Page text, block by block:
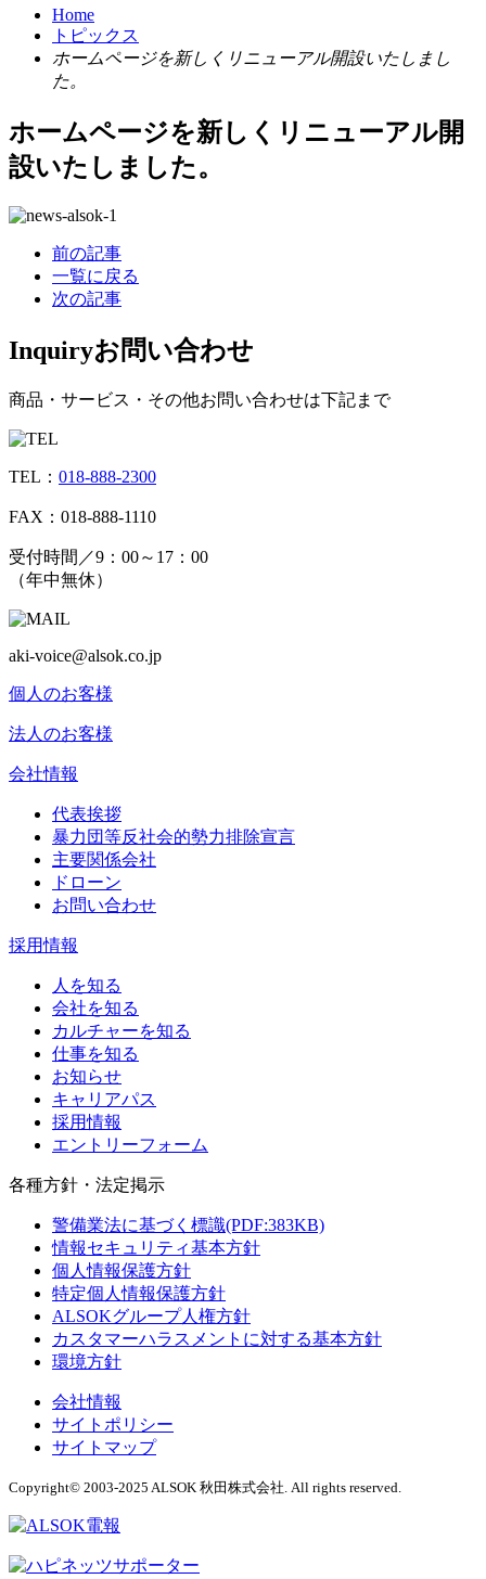
Home
トピックス
ホームページを新しくリニューアル開設いたしまし
た。
ホームページを新しくリニューアル開
設いたしました。
前の記事
一覧に戻る
次の記事
Inquiryお問い合わせ
商品・サービス・その他お問い合わせは下記まで
TEL： 018-888-2300
FAX：018-888-1110
受付時間／9：00～17：00
（年中無休）
aki-voice@alsok.co.jp
個人のお客様
法人のお客様
会社情報
代表挨拶
暴力団等反社会的勢力排除宣言
主要関係会社
ドローン
お問い合わせ
採用情報
人を知る
会社を知る
カルチャーを知る
仕事を知る
お知らせ
キャリアパス
採用情報
エントリーフォーム
各種方針・法定掲示
警備業法に基づく標識(PDF:383KB)
情報セキュリティ基本方針
個人情報保護方針
特定個人情報保護方針
ALSOKグループ人権方針
カスタマーハラスメントに対する基本方針
環境方針
会社情報
サイトポリシー
サイトマップ
Copyright© 2003-2025 ALSOK 秋田株式会社. All rights reserved.